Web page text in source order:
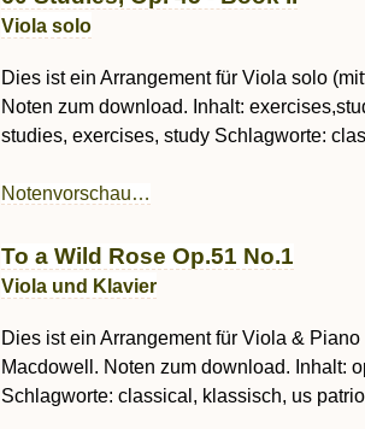
Viola solo
Dies ist ein Arrangement für Viola solo
Noten zum download. Inhalt:
studies, exercises, study Schlagworte:
Notenvorschau…
To a Wild Rose Op.51 No.1
Viola und Klavier
Dies ist ein Arrangement für Viola &
Macdowell. Noten zum download. Inhalt:
Schlagworte: classical, klassisch, us